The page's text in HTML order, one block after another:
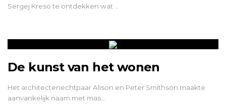
Sergej Kreso te ontdekken wat …
De kunst van het wonen
Het architectenechtpaar Alison en Peter Smithson maakte
aanvankelijk naam met mas…